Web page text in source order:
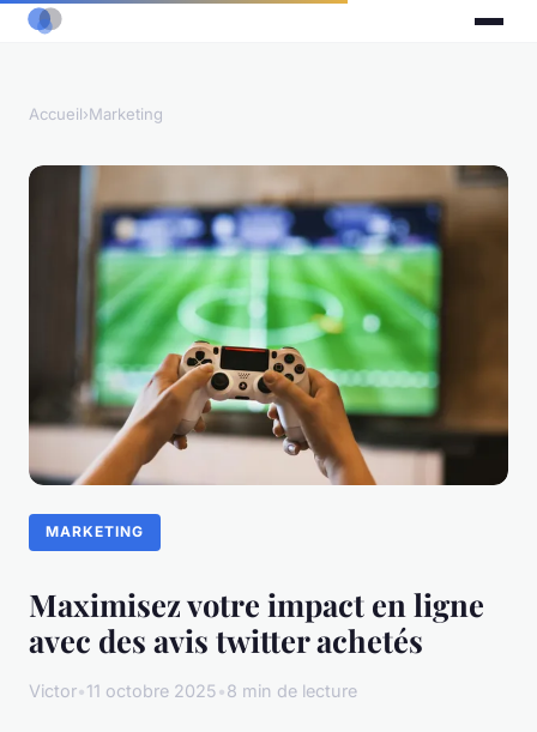
Accueil›Marketing
MARKETING
Maximisez votre impact en ligne
avec des avis twitter achetés
Victor•11 octobre 2025•8 min de lecture